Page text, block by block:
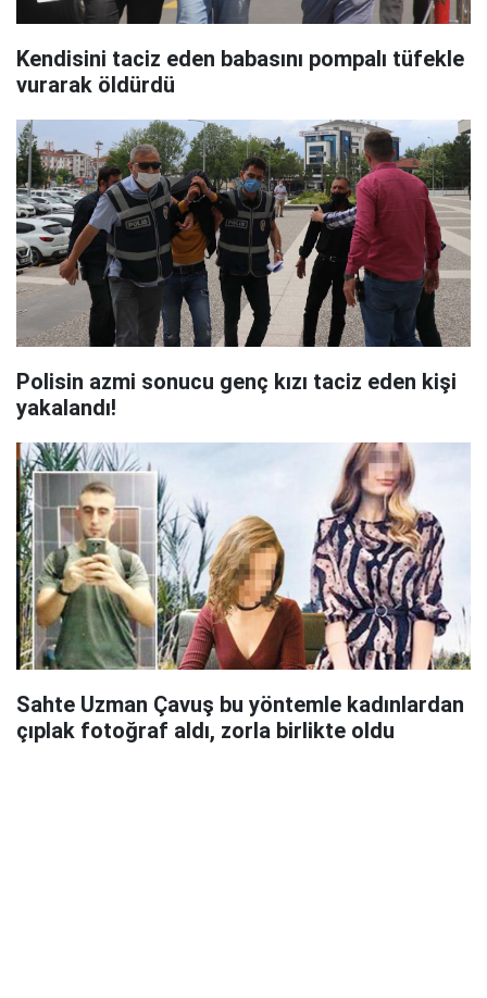
Kendisini taciz eden babasını pompalı tüfekle
vurarak öldürdü
Polisin azmi sonucu genç kızı taciz eden kişi
yakalandı!
Sahte Uzman Çavuş bu yöntemle kadınlardan
çıplak fotoğraf aldı, zorla birlikte oldu